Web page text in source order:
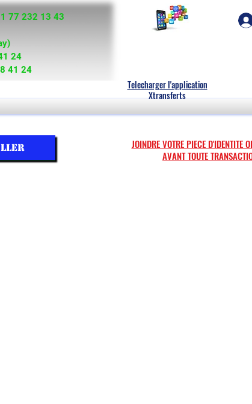
77 232 13 43
24
41 24
Telecharger l'application
Xtransferts
JOINDRE VOTRE PIECE D'IDENTITE
AVANT TOUTE